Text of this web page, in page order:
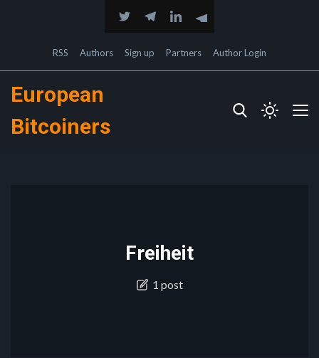
RSS Authors Sign up Partners Author Login
European
Bitcoiners
Freiheit
1 post